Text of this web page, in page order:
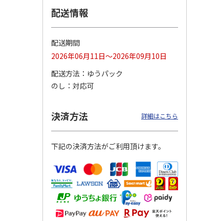
手】ハッピーグリー
手】グリーティング
（シンプル）（110
円…
4.8（11）
5,500円
(送料別)
4.6（7）
配送情報
配送期間
2026年06月11日～2026年09月10日
配送方法
ゆうパック
のし
対応可
決済方法 詳細はこちら
下記の決済方法がご利用頂けます。